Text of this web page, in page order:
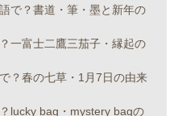
で？書道・筆・墨と新年の
一富士二鷹三茄子・縁起の
？春の七草・1月7日の由来
lucky bag・mystery bagの